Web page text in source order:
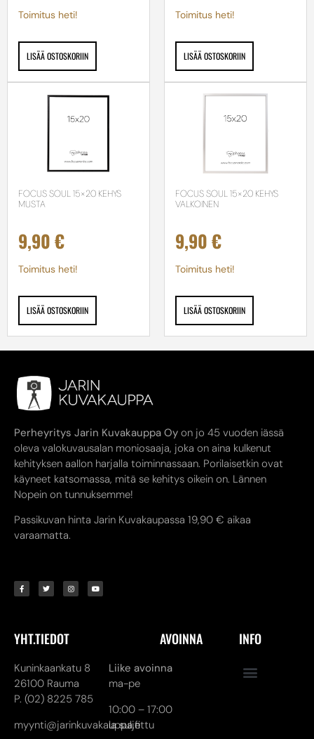
Toimitus heti!
LISÄÄ OSTOSKORIIN
Toimitus heti!
LISÄÄ OSTOSKORIIN
FOCUS SOUL 15×20 KEHYS
MUSTA
9,90€
Toimitus heti!
LISÄÄ OSTOSKORIIN
FOCUS SOUL 15×20 KEHYS
VALKOINEN
9,90€
Toimitus heti!
LISÄÄ OSTOSKORIIN
Perheyritys Jarin Kuvakauppa Oy on jo 45 vuoden iässä
oleva valokuvausalan moniosaaja, joka on aina kulkenut
kehityksen aallon harjalla toiminnassaan. Porilaisetkin ovat
käyneet katsomassa, mitä se kehitys oikein on. Lännen
Nopein on tunnuksemme!
Passikuvan hinta Jarin Kuvakaupassa 19,90 € aikaa
varaamatta.
YHT.TIEDOT
Kuninkaankatu 8
26100 Rauma
P. (02) 8225 785
myynti@jarinkuvakauppa.fi
AVOINNA
Liike avoinna
ma-pe
10:00 – 17:00
la suljettu
INFO